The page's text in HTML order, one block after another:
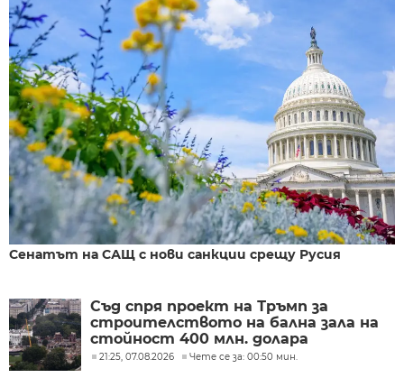
Сенатът на САЩ с нови санкции срещу Русия
Съд спря проект на Тръмп за
строителството на бална зала на
стойност 400 млн. долара
21:25, 07.08.2026 Чете се за: 00:50 мин.